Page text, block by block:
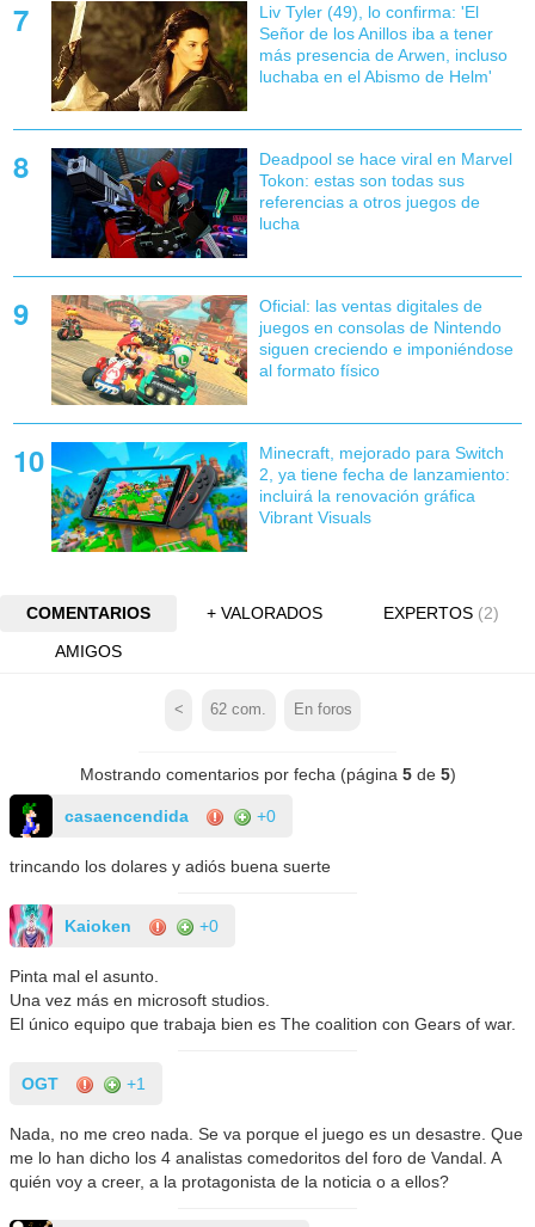
Liv Tyler (49), lo confirma: 'El
Señor de los Anillos iba a tener
más presencia de Arwen, incluso
luchaba en el Abismo de Helm'
Deadpool se hace viral en Marvel
Tokon: estas son todas sus
referencias a otros juegos de
lucha
Oficial: las ventas digitales de
juegos en consolas de Nintendo
siguen creciendo e imponiéndose
al formato físico
Minecraft, mejorado para Switch
2, ya tiene fecha de lanzamiento:
incluirá la renovación gráfica
Vibrant Visuals
COMENTARIOS + VALORADOS EXPERTOS (2)
AMIGOS
< 62 com. En foros
Mostrando comentarios por fecha (página 5de 5)
casaencendida +0
trincando los dolares y adiós buena suerte
Kaioken +0
Pinta mal el asunto.
Una vez más en microsoft studios.
El único equipo que trabaja bien es The coalition con Gears of war.
OGT +1
Nada, no me creo nada. Se va porque el juego es un desastre. Que
me lo han dicho los 4 analistas comedoritos del foro de Vandal. A
quién voy a creer, a la protagonista de la noticia o a ellos?